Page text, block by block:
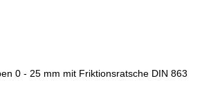
0 - 25 mm mit Friktionsratsche DIN 863